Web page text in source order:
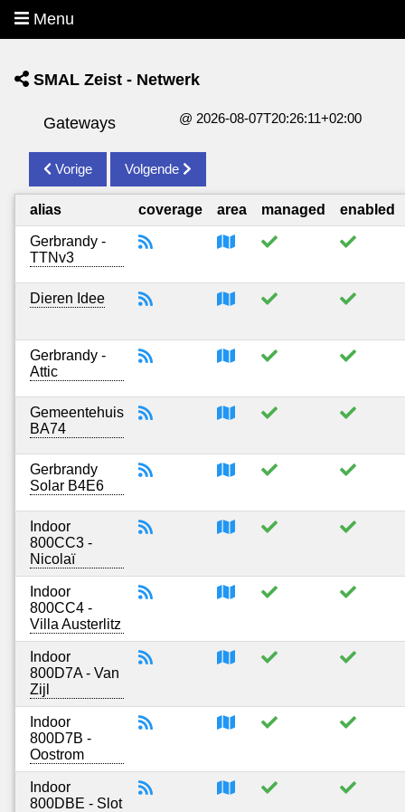
Menu
SMAL Zeist - Netwerk
Gateways @ 2026-08-07T20:26:11+02:00
Vorige Volgende
alias coverage area managed enabled
Gerbrandy -
TTNv3
Dieren Idee
Gerbrandy -
Attic
Gemeentehuis
BA74
Gerbrandy
Solar B4E6
Indoor
800CC3 -
Nicolaï
Indoor
800CC4 -
Villa Austerlitz
Indoor
800D7A - Van
Zijl
Indoor
800D7B -
Oostrom
Indoor
800DBE - Slot